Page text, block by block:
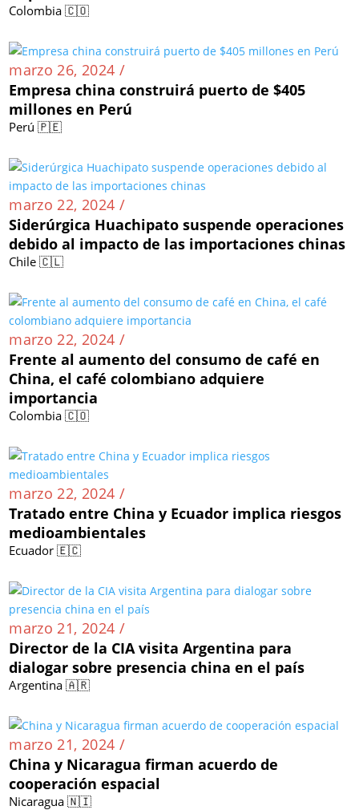
Colombia 🇨🇴
marzo 26, 2024 /
Empresa china construirá puerto de $405
millones en Perú
Perú 🇵🇪
marzo 22, 2024 /
Siderúrgica Huachipato suspende operaciones
debido al impacto de las importaciones chinas
Chile 🇨🇱
marzo 22, 2024 /
Frente al aumento del consumo de café en
China, el café colombiano adquiere
importancia
Colombia 🇨🇴
marzo 22, 2024 /
Tratado entre China y Ecuador implica riesgos
medioambientales
Ecuador 🇪🇨
marzo 21, 2024 /
Director de la CIA visita Argentina para
dialogar sobre presencia china en el país
Argentina 🇦🇷
marzo 21, 2024 /
China y Nicaragua firman acuerdo de
cooperación espacial
Nicaragua 🇳🇮